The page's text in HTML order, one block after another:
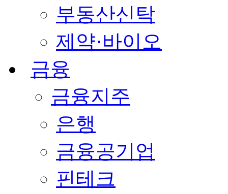
부동산신탁
제약·바이오
금융
금융지주
은행
금융공기업
핀테크